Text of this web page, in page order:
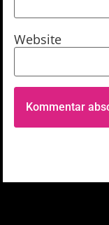
Website